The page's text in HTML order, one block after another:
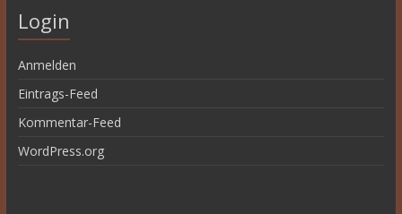
Login
Anmelden
Eintrags-Feed
Kommentar-Feed
WordPress.org